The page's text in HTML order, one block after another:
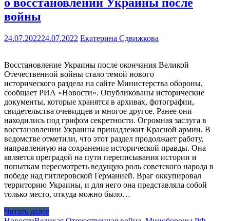
о восстановлении Украины после
войны
24.07.202224.07.2022 Екатерина Сдвижкова
Восстановление Украины после окончания Великой
Отечественной войны стало темой нового
исторического раздела на сайте Министерства обороны,
сообщает РИА «Новости». Опубликованы исторические
документы, которые хранятся в архивах, фотографии,
свидетельства очевидцев и многое другое. Ранее они
находились под грифом секретности. Огромная заслуга в
восстановлении Украины принадлежит Красной армии. В
ведомстве отметили, что этот раздел продолжает работу,
направленную на сохранение исторической правды. Она
является преградой на пути переписывания истории и
попыткам пересмотреть ведущую роль советского народа в
победе над гитлеровской Германией. Враг оккупировал
территорию Украины, и для него она представляла собой
только место, откуда можно было…
Читать далее